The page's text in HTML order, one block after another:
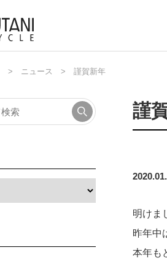
ニュース 謹賀新年
謹
明けま
昨年中
本年も